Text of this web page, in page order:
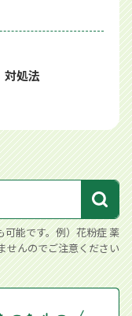
対処法
能です。例）花粉症 薬
せんのでご注意ください